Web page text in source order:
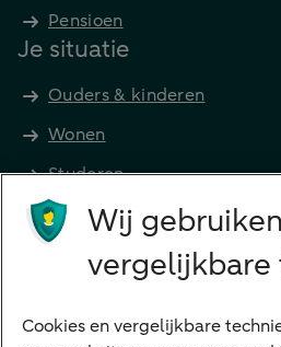
Pensioen
Je situatie
Ouders & kinderen
Wonen
Studeren
Preferred Banking
Digitale diensten
Wij
Cookies en vergelijkbare